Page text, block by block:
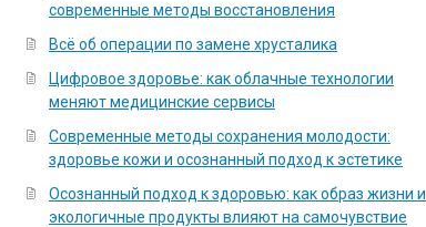
современные методы восстановления
Всё об операции по замене хрусталика
Цифровое здоровье: как облачные технологии
меняют медицинские сервисы
Современные методы сохранения молодости:
здоровье кожи и осознанный подход к эстетике
Осознанный подход к здоровью: как образ жизни и
экологичные продукты влияют на самочувствие